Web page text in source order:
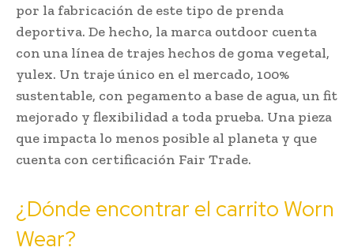
por la fabricación de este tipo de prenda
deportiva. De hecho, la marca outdoor cuenta
con una línea de trajes hechos de goma vegetal,
yulex. Un traje único en el mercado, 100%
sustentable, con pegamento a base de agua, un fit
mejorado y flexibilidad a toda prueba. Una pieza
que impacta lo menos posible al planeta y que
cuenta con certificación Fair Trade.
¿Dónde encontrar el carrito Worn
Wear?